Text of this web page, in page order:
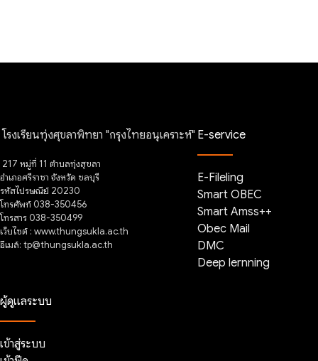
โรงเรียนทุ่งศุขลาพิทยา "กรุงไทยอนุเคราะห์"
217 หมู่ที่ 11 ตำบลทุ่งสุขลา
อำเภอศรีราชา จังหวัด ชลบุรี
รหัสไปรษณีย์ 20230
โทรศัพท์ 038-350456
โทรสาร 038-350499
เว็บไซต์ : www.thungsukla.ac.th
อีเมล์: tp@thungsukla.ac.th
E-service
E-Fileling
Smart OBEC
Smart Amss++
Obec Mail
DMC
Deep lernning
ผู้ดูแลระบบ
เข้าสู่ระบบ